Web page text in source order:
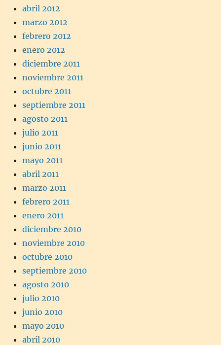
abril 2012
marzo 2012
febrero 2012
enero 2012
diciembre 2011
noviembre 2011
octubre 2011
septiembre 2011
agosto 2011
julio 2011
junio 2011
mayo 2011
abril 2011
marzo 2011
febrero 2011
enero 2011
diciembre 2010
noviembre 2010
octubre 2010
septiembre 2010
agosto 2010
julio 2010
junio 2010
mayo 2010
abril 2010